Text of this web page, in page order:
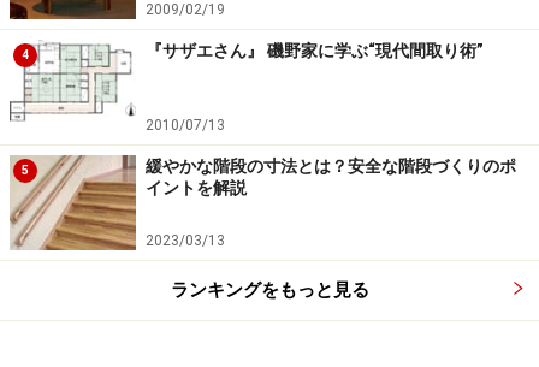
まとまりがなくなり、乱雑なイメージになります。目を
引く色が散在していると視線は定まらず、あちらこちら
に移りがち。落ち着いた空間にはなりません。
2009/02/19
4 『サザエさん』 磯野家に学ぶ“現代間取り術”
2010/07/13
5
緩やかな階段の寸法とは？安全な階段づくりのポ
イントを解説
2023/03/13
ランキングをもっと見る